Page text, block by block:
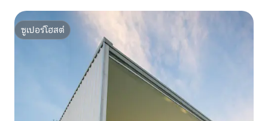
ซูเปอร์โฮสต์
ซูเปอร์โฮสต์